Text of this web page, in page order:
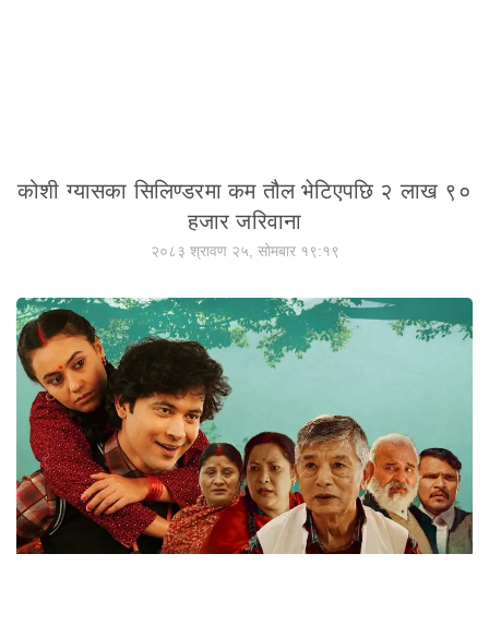
कोशी ग्यासका सिलिण्डरमा कम तौल भेटिएपछि २ लाख ९०
हजार जरिवाना
२०८३ श्रावण २५, सोमबार १९:१९